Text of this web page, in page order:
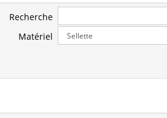
Recherche
Matériel